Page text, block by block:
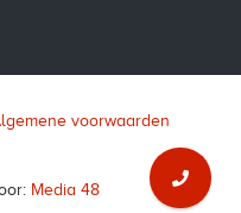
voorwaarden
Media 48